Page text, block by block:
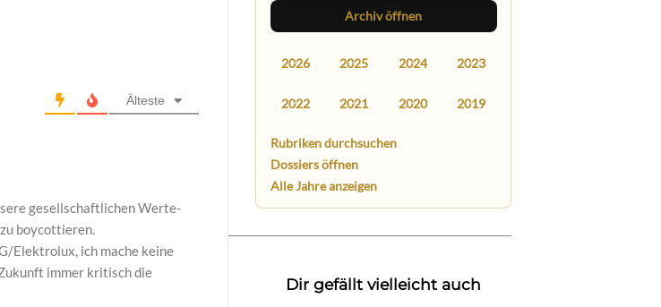
Älteste
gesellschaftlichen Werte-
boycottieren.
Elektrolux, ich mache keine
immer kritisch die
Archiv öffnen
2026 2025 2024 2023
2022 2021 2020 2019
Rubriken durchsuchen
Dossiers öffnen
Alle Jahre anzeigen
Dir gefällt vielleicht auch